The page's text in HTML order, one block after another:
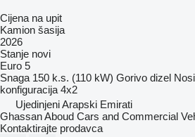
Cijena na upit
Kamion šasija
2026
Stanje novi
Euro 5
Snaga 150 k.s. (110 kW) Gorivo dizel
konfiguracija 4x2
Ujedinjeni Arapski Emirati
Ghassan Aboud Cars and Commercial
Kontaktirajte prodavca